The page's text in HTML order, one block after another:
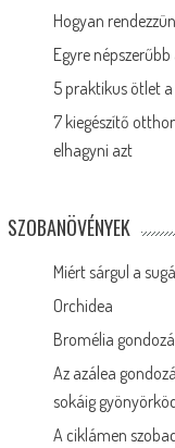
Hogyan
Egyre
5 praktikus ötlet
7 kiegészítő
elhagyni azt
SZOBANÖVÉNYEK
Miért sárgul a
Orchidea
Bromélia
Az azálea
sokáig
A ciklámen